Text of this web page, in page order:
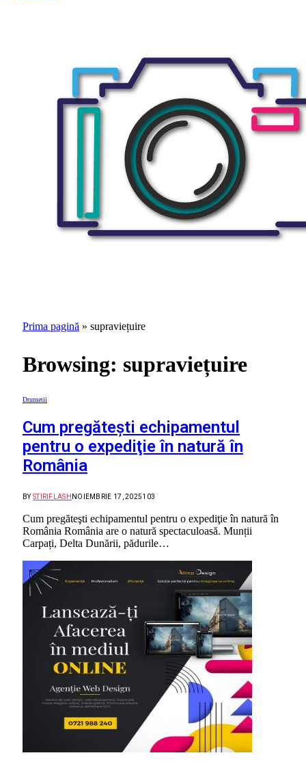
Prima pagină » supraviețuire
Browsing: supraviețuire
Drumetii
Cum pregăteşti echipamentul
pentru o expediţie în natură în
România
BY STIRIFLASH NOIEMBRIE 17, 2025103
Cum pregăteşti echipamentul pentru o expediţie în natură în
România România are o natură spectaculoasă. Munții
Carpați, Delta Dunării, pădurile…